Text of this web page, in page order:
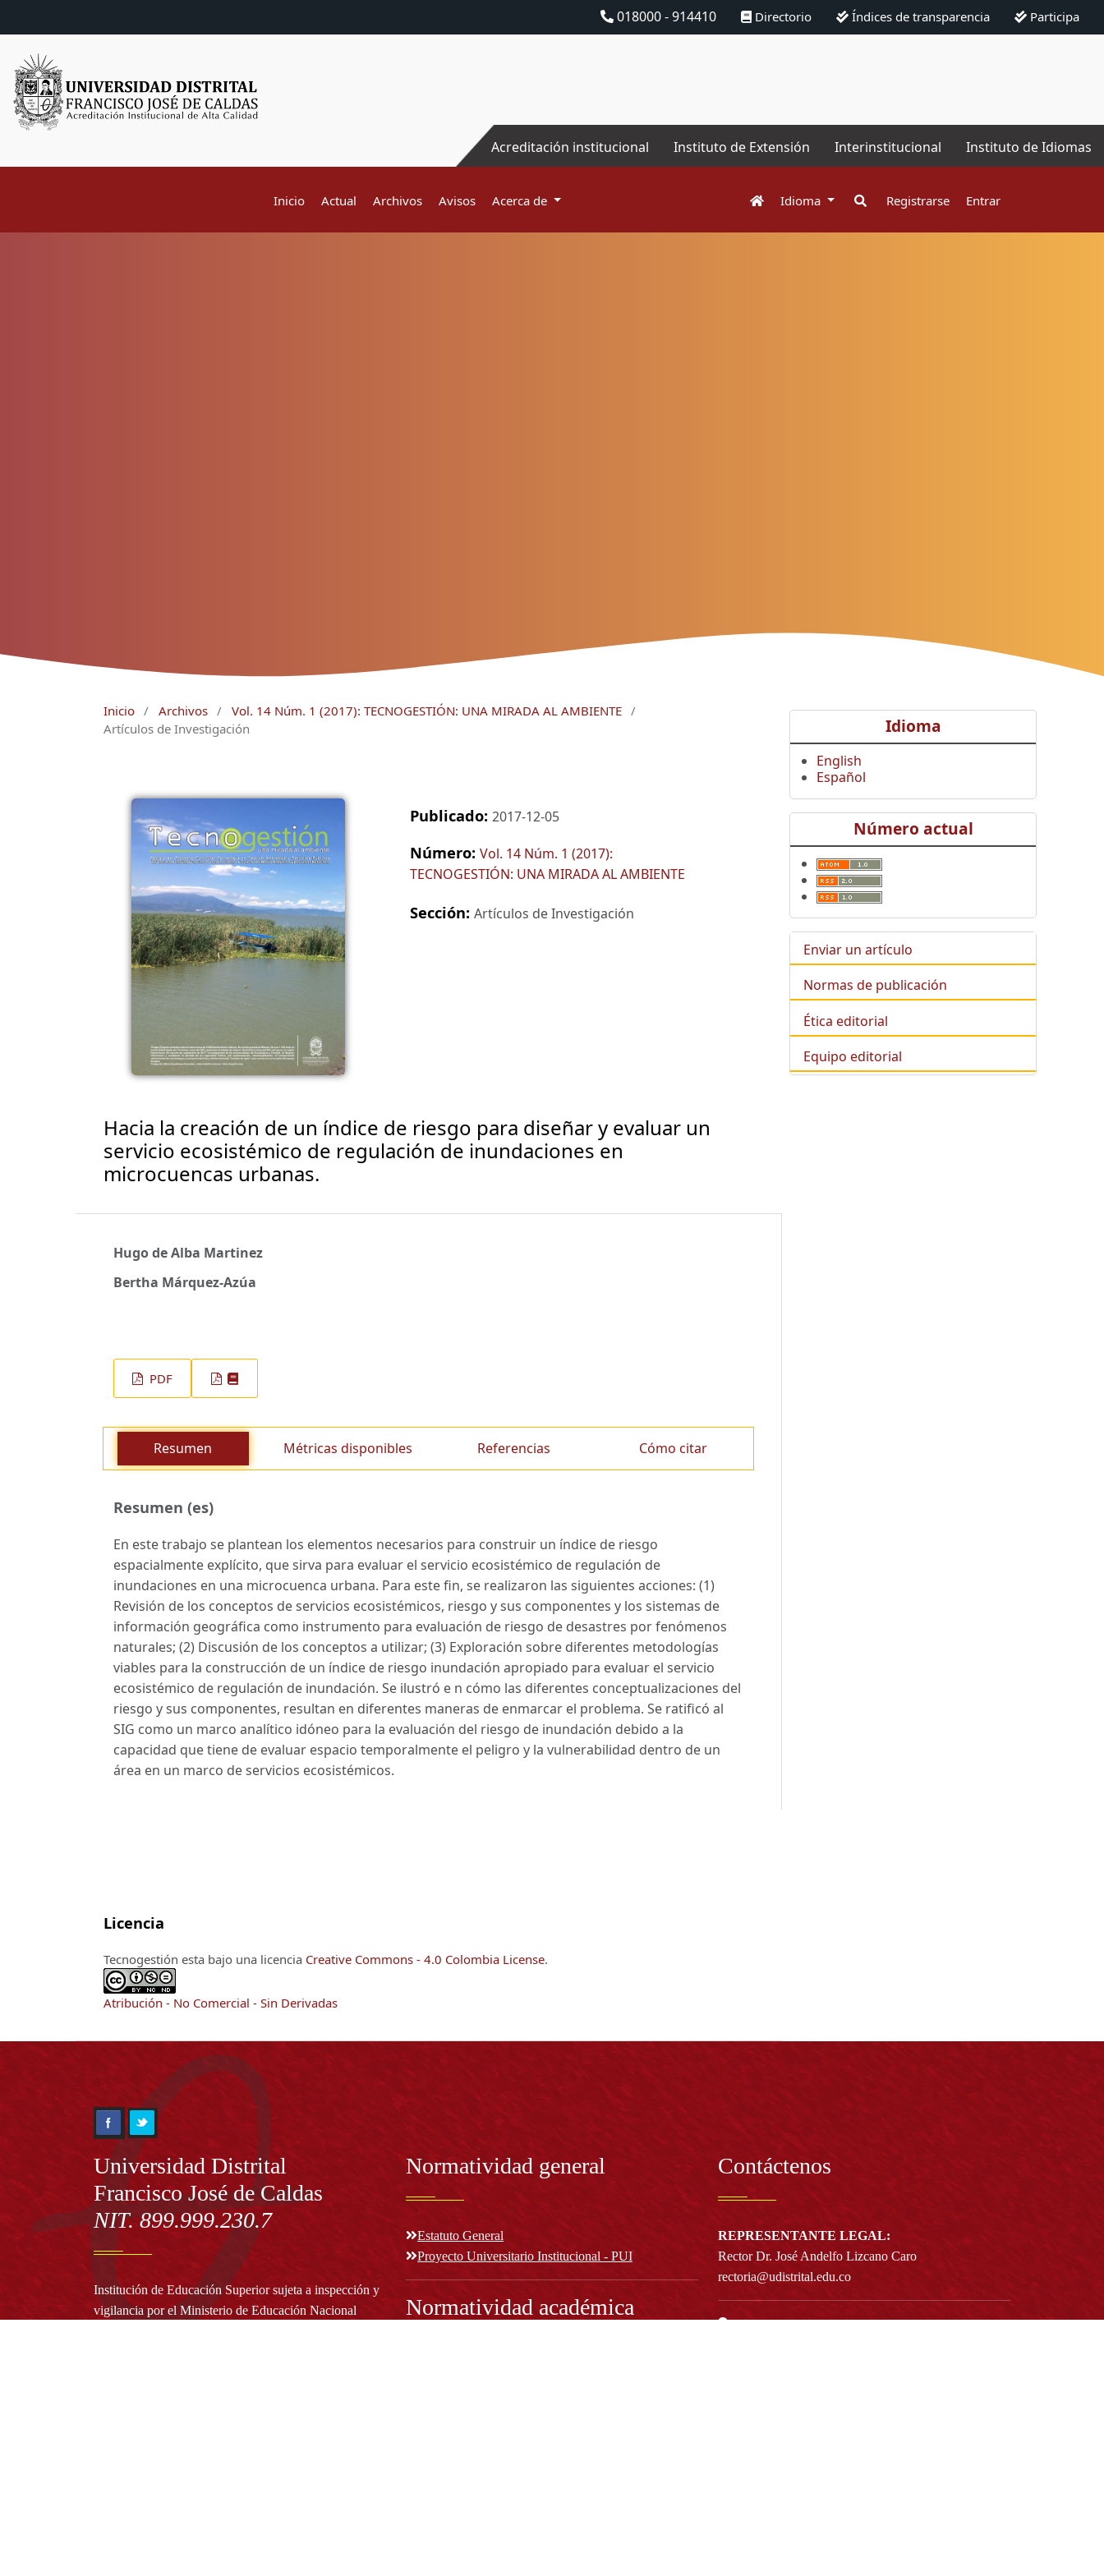
018000 - 914410 Directorio Índices de transparencia Participa
Acreditación institucional Instituto de Extensión Interinstitucional Instituto de Idiomas
Inicio Actual Archivos Avisos Acerca de Idioma Registrarse Entrar
Inicio / Archivos / Vol. 14 Núm. 1 (2017): TECNOGESTIÓN: UNA MIRADA AL AMBIENTE /
Artículos de Investigación
Publicado: 2017-12-05
Número: Vol. 14 Núm. 1 (2017):
TECNOGESTIÓN: UNA MIRADA AL AMBIENTE
Sección: Artículos de Investigación
Hacia la creación de un índice de riesgo para diseñar y evaluar un
servicio ecosistémico de regulación de inundaciones en
microcuencas urbanas.
Hugo de Alba Martinez
Bertha Márquez-Azúa
PDF
Resumen Métricas disponibles Referencias Cómo citar
Resumen (es)
En este trabajo se plantean los elementos necesarios para construir un índice de riesgo
espacialmente explícito, que sirva para evaluar el servicio ecosistémico de regulación de
inundaciones en una microcuenca urbana. Para este fin, se realizaron las siguientes acciones: (1)
Revisión de los conceptos de servicios ecosistémicos, riesgo y sus componentes y los sistemas de
información geográfica como instrumento para evaluación de riesgo de desastres por fenómenos
naturales; (2) Discusión de los conceptos a utilizar; (3) Exploración sobre diferentes metodologías
viables para la construcción de un índice de riesgo inundación apropiado para evaluar el servicio
ecosistémico de regulación de inundación. Se ilustró e n cómo las diferentes conceptualizaciones del
riesgo y sus componentes, resultan en diferentes maneras de enmarcar el problema. Se ratificó al
SIG como un marco analítico idóneo para la evaluación del riesgo de inundación debido a la
capacidad que tiene de evaluar espacio temporalmente el peligro y la vulnerabilidad dentro de un
área en un marco de servicios ecosistémicos.
Licencia
Tecnogestión esta bajo una licencia Creative Commons - 4.0 Colombia License.
Atribución - No Comercial - Sin Derivadas
Idioma
English
Español
Número actual
Enviar un artículo
Normas de publicación
Ética editorial
Equipo editorial
Información
Universidad Distrital
Francisco José de Caldas
NIT. 899.999.230.7
Institución de Educación Superior sujeta a inspección y
vigilancia por el Ministerio de Educación Nacional
Normatividad general
Estatuto General
Proyecto Universitario Institucional - PUI
Normatividad académica
Contáctenos
REPRESENTANTE LEGAL:
Rector Dr. José Andelfo Lizcano Caro
rectoria@udistrital.edu.co
Calle 13 # 31 -75